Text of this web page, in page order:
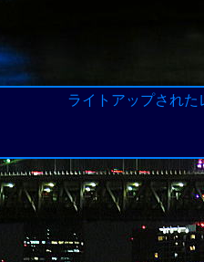
ライトアップされ